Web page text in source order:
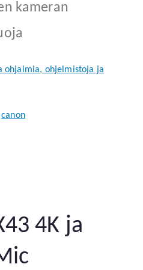
kameran
ohjaimia, ohjelmistoja ja
4K ja